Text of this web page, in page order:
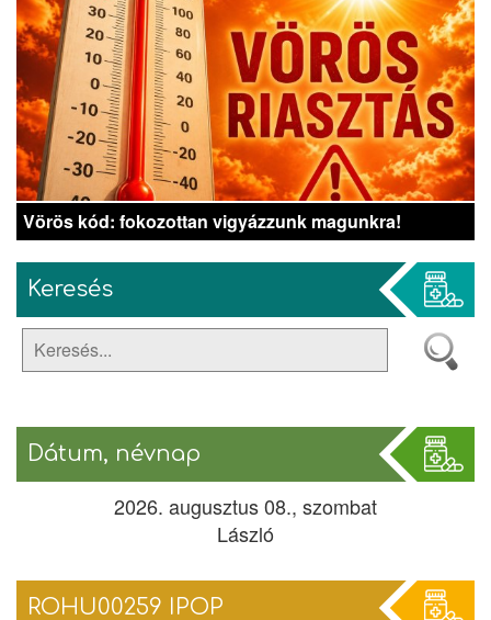
Vörös kód: fokozottan vigyázzunk magunkra!
Keresés
Dátum, névnap
2026. augusztus 08., szombat
László
ROHU00259 IPOP